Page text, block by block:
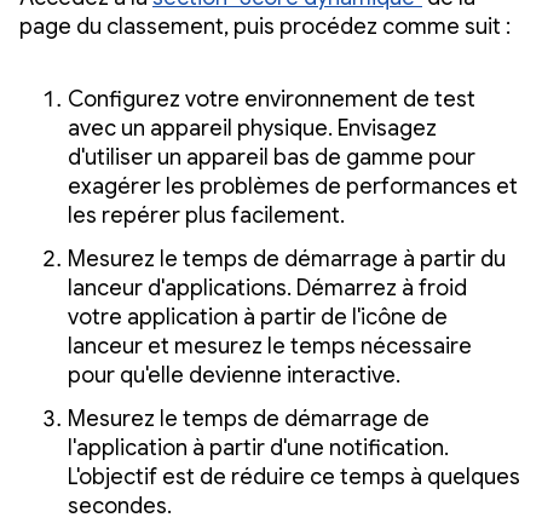
page du classement, puis procédez comme suit :
Configurez votre environnement de test
avec un appareil physique. Envisagez
d'utiliser un appareil bas de gamme pour
exagérer les problèmes de performances et
les repérer plus facilement.
Mesurez le temps de démarrage à partir du
lanceur d'applications. Démarrez à froid
votre application à partir de l'icône de
lanceur et mesurez le temps nécessaire
pour qu'elle devienne interactive.
Mesurez le temps de démarrage de
l'application à partir d'une notification.
L'objectif est de réduire ce temps à quelques
secondes.